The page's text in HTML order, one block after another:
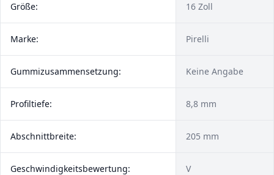
Größe: 16 Zoll
Marke: Pirelli
Gummizusammensetzung: Keine Angabe
Profiltiefe: 8,8 mm
Abschnittbreite: 205 mm
Geschwindigkeitsbewertung: V